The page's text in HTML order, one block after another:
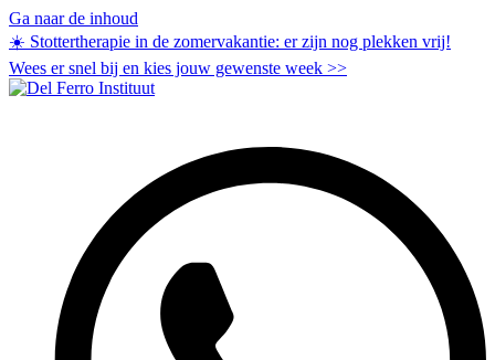
Ga naar de inhoud
☀️ Stottertherapie in de zomervakantie: er zijn nog plekken vrij!
Wees er snel bij en kies jouw gewenste week >>